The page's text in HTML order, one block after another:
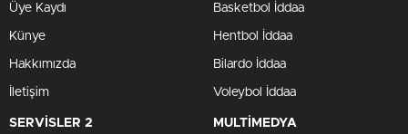
Üye Kaydı
Künye
Hakkımızda
İletişim
Basketbol İddaa
Hentbol İddaa
Bilardo İddaa
Voleybol İddaa
SERVİSLER 2 MULTİMEDYA